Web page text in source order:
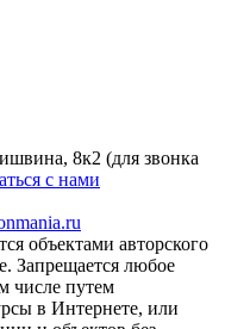
8к2 (для звонка
с нами
объектами авторского
Запрещается любое
числе путем
в Интернете, или